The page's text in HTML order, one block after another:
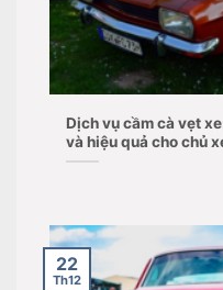
Dịch vụ cầm cà vẹt
và hiệu quả cho chủ
22
Th12